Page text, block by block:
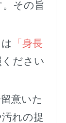
その旨
「身長
ださい
意いた
れの捉